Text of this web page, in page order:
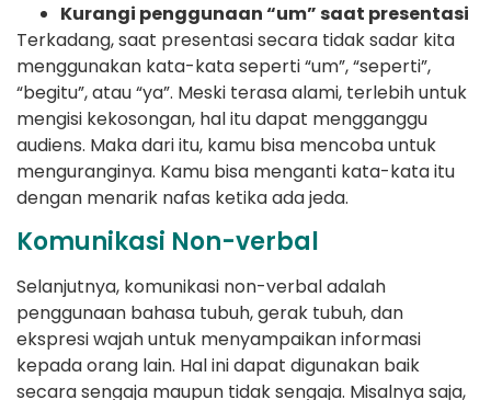
Kurangi penggunaan “um” saat presentasi
Terkadang, saat presentasi secara tidak sadar kita
menggunakan kata-kata seperti “um”, “seperti”,
“begitu”, atau “ya”. Meski terasa alami, terlebih untuk
mengisi kekosongan, hal itu dapat mengganggu
audiens. Maka dari itu, kamu bisa mencoba untuk
menguranginya. Kamu bisa menganti kata-kata itu
dengan menarik nafas ketika ada jeda.
Komunikasi Non-verbal
Selanjutnya, komunikasi non-verbal adalah
penggunaan bahasa tubuh, gerak tubuh, dan
ekspresi wajah untuk menyampaikan informasi
kepada orang lain. Hal ini dapat digunakan baik
secara sengaja maupun tidak sengaja. Misalnya saja,